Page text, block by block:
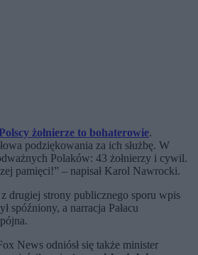
żołnierze to bohaterowie.
podziękowania za ich służbę. W
Polaków: 43 żołnierzy i cywil.
pamięci!” – napisał Karol Nawrocki.
drugiej strony publicznego sporu wpis
spóźniony, a narracja Pałacu
News odniósł się także minister